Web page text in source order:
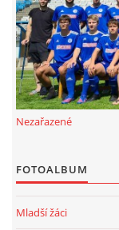
Nezařazené
FOTOALBUM
Mladší žáci